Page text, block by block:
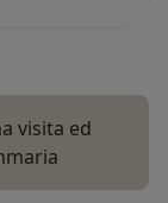
visita ed